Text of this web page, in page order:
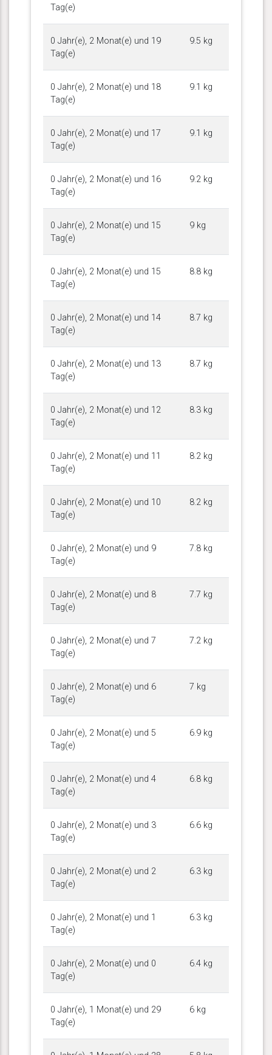
Tag(e)
0 Jahr(e), 2 Monat(e) und 19
Tag(e)
9.5 kg
0 Jahr(e), 2 Monat(e) und 18
Tag(e)
9.1 kg
0 Jahr(e), 2 Monat(e) und 17
Tag(e)
9.1 kg
0 Jahr(e), 2 Monat(e) und 16
Tag(e)
9.2 kg
0 Jahr(e), 2 Monat(e) und 15
Tag(e)
9 kg
0 Jahr(e), 2 Monat(e) und 15
Tag(e)
8.8 kg
0 Jahr(e), 2 Monat(e) und 14
Tag(e)
8.7 kg
0 Jahr(e), 2 Monat(e) und 13
Tag(e)
8.7 kg
0 Jahr(e), 2 Monat(e) und 12
Tag(e)
8.3 kg
0 Jahr(e), 2 Monat(e) und 11
Tag(e)
8.2 kg
0 Jahr(e), 2 Monat(e) und 10
Tag(e)
8.2 kg
0 Jahr(e), 2 Monat(e) und 9
Tag(e)
7.8 kg
0 Jahr(e), 2 Monat(e) und 8
Tag(e)
7.7 kg
0 Jahr(e), 2 Monat(e) und 7
Tag(e)
7.2 kg
0 Jahr(e), 2 Monat(e) und 6
Tag(e)
7 kg
0 Jahr(e), 2 Monat(e) und 5
Tag(e)
6.9 kg
0 Jahr(e), 2 Monat(e) und 4
Tag(e)
6.8 kg
0 Jahr(e), 2 Monat(e) und 3
Tag(e)
6.6 kg
0 Jahr(e), 2 Monat(e) und 2
Tag(e)
6.3 kg
0 Jahr(e), 2 Monat(e) und 1
Tag(e)
6.3 kg
0 Jahr(e), 2 Monat(e) und 0
Tag(e)
6.4 kg
0 Jahr(e), 1 Monat(e) und 29
Tag(e)
6 kg